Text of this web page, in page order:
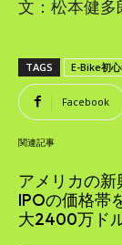
文：松本健多
TAGS E-Bike初
Facebook
関連記事
アメリカの新
IPOの価格帯
大2400万ド